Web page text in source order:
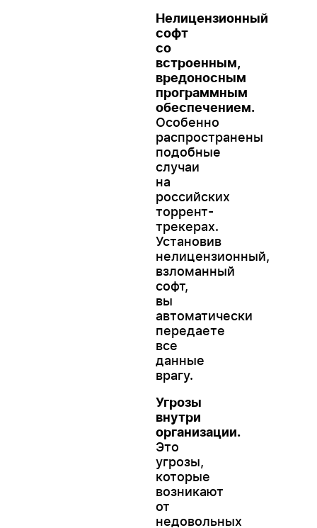
Нелицензионный
софт
со
встроенным,
вредоносным
программным
обеспечением.
Особенно
распространены
подобные
случаи
на
российских
торрент-
трекерах.
Установив
нелицензионный,
взломанный
софт,
вы
автоматически
передаете
все
данные
врагу.
Угрозы
внутри
организации.
Это
угрозы,
которые
возникают
от
недовольных